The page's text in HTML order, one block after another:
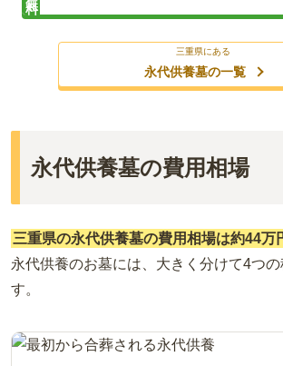
ライフドット編集部
動も便利です。眞台寺は真宗高田派のお寺で
用する際には檀家になる必要があります。の
良くお墓参りができます。
三重県にある
永代供養墓の一覧
永代供養墓の費用相場
三重県の永代供養墓の費用相場は約44万
永代供養のお墓には、大きく分けて4つの
す。